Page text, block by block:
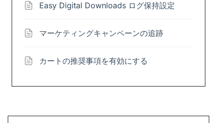
Easy Digital Downloads ログ保持設定
マーケティングキャンペーンの追跡
カートの推奨事項を有効にする